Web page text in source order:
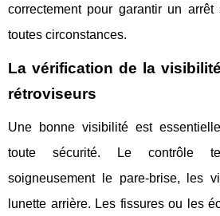
correctement pour garantir un
toutes circonstances.
La vérification de la
rétroviseurs
Une bonne visibilité est
toute sécurité. Le contrôle
soigneusement le pare-brise, les
lunette arrière. Les fissures ou les